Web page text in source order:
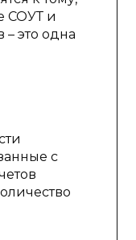
СОУТ и
это одна
с